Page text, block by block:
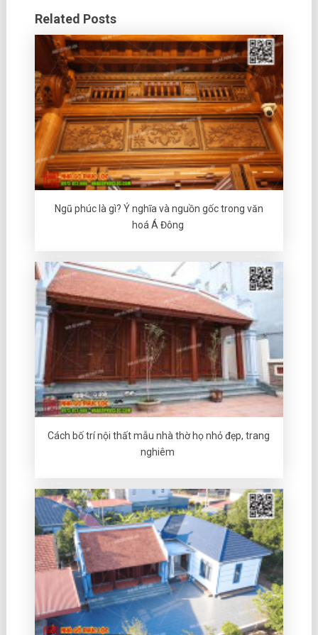
Related Posts
Ngũ phúc là gì? Ý nghĩa và nguồn gốc trong văn
hoá Á Đông
Cách bố trí nội thất mẫu nhà thờ họ nhỏ đẹp, trang
nghiêm